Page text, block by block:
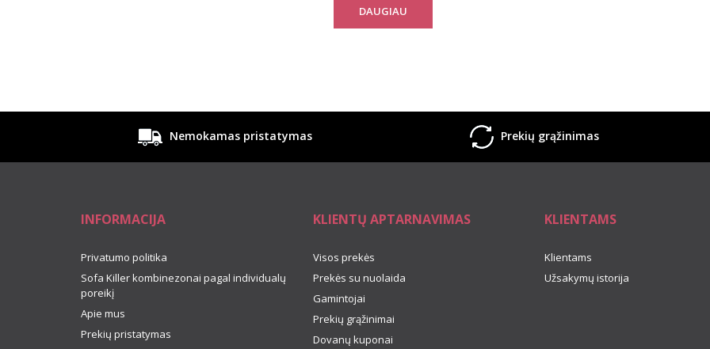
DAUGIAU
Nemokamas pristatymas Prekių grąžinimas
INFORMACIJA
Privatumo politika
Sofa Killer kombinezonai pagal individualų
poreikį
Apie mus
Prekių pristatymas
KLIENTŲ APTARNAVIMAS
Visos prekės
Prekės su nuolaida
Gamintojai
Prekių grąžinimai
Dovanų kuponai
KLIENTAMS
Klientams
Užsakymų istorija